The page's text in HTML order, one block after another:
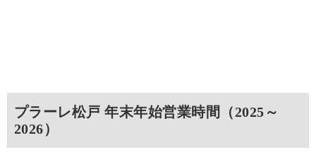
プラーレ松戸 年末年始営業時間（2025～
2026）